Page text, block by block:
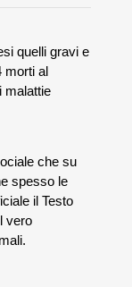
quelli gravi e
morti al
malattie
che su
spesso le
il Testo
vero